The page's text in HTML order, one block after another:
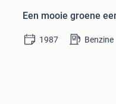
Een mooie groene
1987 Benzine